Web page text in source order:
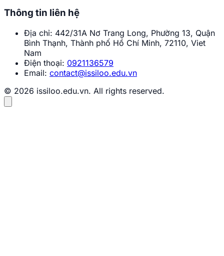
Thông tin liên hệ
Địa chỉ: 442/31A Nơ Trang Long, Phường 13, Quận
Bình Thạnh, Thành phố Hồ Chí Minh, 72110, Viet
Nam
Điện thoại: 0921136579
Email: contact@issiloo.edu.vn
© 2026 issiloo.edu.vn. All rights reserved.